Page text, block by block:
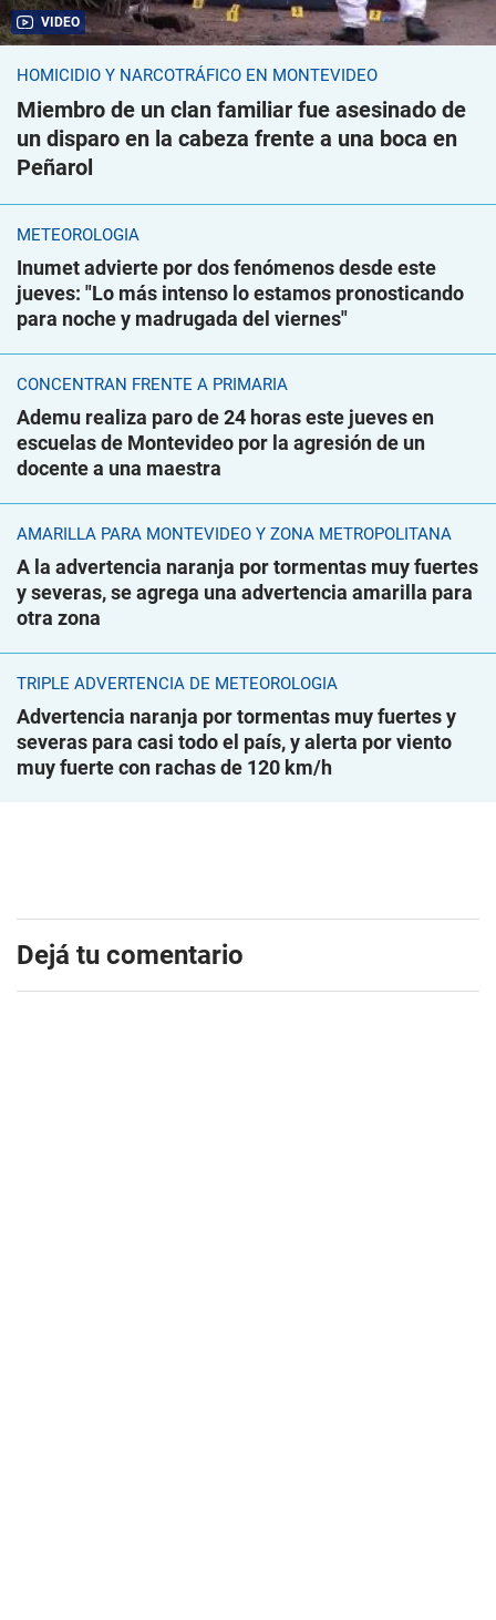
VIDEO
HOMICIDIO Y NARCOTRÁFICO EN MONTEVIDEO
Miembro de un clan familiar fue asesinado de
un disparo en la cabeza frente a una boca en
Peñarol
METEOROLOGÍA
Inumet advierte por dos fenómenos desde este
jueves: "Lo más intenso lo estamos pronosticando
para noche y madrugada del viernes"
CONCENTRAN FRENTE A PRIMARIA
Ademu realiza paro de 24 horas este jueves en
escuelas de Montevideo por la agresión de un
docente a una maestra
AMARILLA PARA MONTEVIDEO Y ZONA METROPOLITANA
A la advertencia naranja por tormentas muy fuertes
y severas, se agrega una advertencia amarilla para
otra zona
TRIPLE ADVERTENCIA DE METEOROLOGÍA
Advertencia naranja por tormentas muy fuertes y
severas para casi todo el país, y alerta por viento
muy fuerte con rachas de 120 km/h
Dejá tu comentario